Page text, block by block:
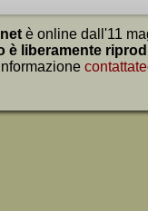
è online dall'11
è liberamente